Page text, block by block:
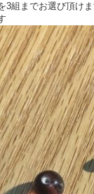
3組までお選び頂けま